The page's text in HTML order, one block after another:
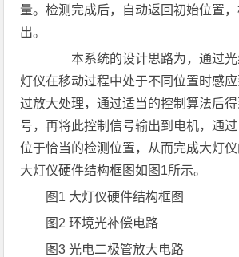
量。检测完成后，自动返回初始位置
出。
本系统的设计思路为，通过光
灯仪在移动过程中处于不同位置时感
过放大处理，通过适当的控制算法后
号，再将此控制信号输出到电机，通
位于恰当的检测位置，从而完成大灯
大灯仪硬件结构框图如图1所示。
图1 大灯仪硬件结构框图
图2 环境光补偿电路
图3 光电二极管放大电路